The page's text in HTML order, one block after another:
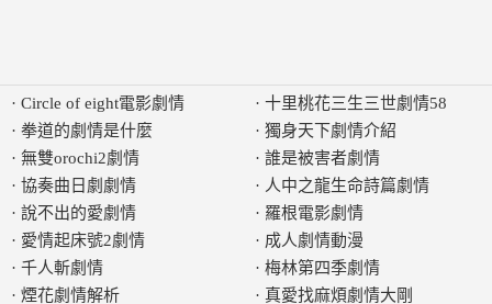
· Circle of eight電影劇情
· 拳道的劇情是什麼
· 無雙orochi2劇情
· 協奏曲日劇劇情
· 說不出的愛劇情
· 愛情起床號2劇情
· 千人斬劇情
· 煙花劇情解析
· 十里桃花三生三世劇情58
· 獨身天下劇情介紹
· 誰是被害者劇情
· 人中之龍生命詩篇劇情
· 羅根電影劇情
· 成人劇情動漫
· 梅林第四季劇情
· 真愛找麻煩劇情大剛